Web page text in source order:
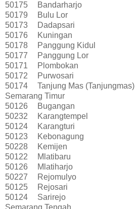
50175
Bandarharjo
50179
Bulu Lor
50173
Dadapsari
50176
Kuningan
50178
Panggung Kidul
50177
Panggung Lor
50171
Plombokan
50172
Purwosari
50174
Tanjung Mas (Tanjungmas)
Semarang Timur
50126
Bugangan
50232
Karangtempel
50124
Karangturi
50123
Kebonagung
50228
Kemijen
50122
Mlatibaru
50126
Mlatiharjo
50227
Rejomulyo
50125
Rejosari
50124
Sarirejo